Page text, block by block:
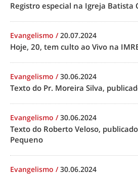
Registro especial na Igreja Batista
Evangelismo /20.07.2024
Hoje, 20, tem culto ao Vivo na
Evangelismo /30.06.2024
Texto do Pr. Moreira Silva,
Evangelismo /30.06.2024
Texto do Roberto Veloso,
Pequeno
Evangelismo /30.06.2024